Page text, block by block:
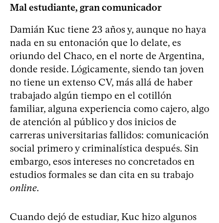
Mal estudiante, gran comunicador
Damián Kuc tiene 23 años y, aunque no haya
nada en su entonación que lo delate, es
oriundo del Chaco, en el norte de Argentina,
donde reside. Lógicamente, siendo tan joven
no tiene un extenso CV, más allá de haber
trabajado algún tiempo en el cotillón
familiar, alguna experiencia como cajero, algo
de atención al público y dos inicios de
carreras universitarias fallidos: comunicación
social primero y criminalística después. Sin
embargo, esos intereses no concretados en
estudios formales se dan cita en su trabajo
online.
Cuando dejó de estudiar, Kuc hizo algunos